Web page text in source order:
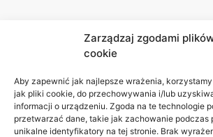
Zarządzaj zgodami
cookie
Aby zapewnić jak najlepsze wrażenia,
jak pliki cookie, do przechowywania i/lub
informacji o urządzeniu. Zgoda na te technologie
przetwarzać dane, takie jak zachowanie podczas
unikalne identyfikatory na tej stronie. Brak
Akademia
WSEI
ul.
Projektowa